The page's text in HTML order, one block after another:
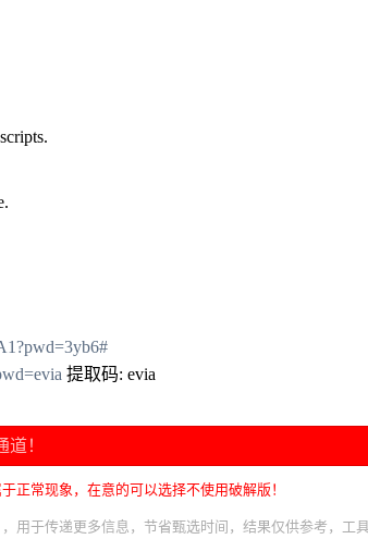
提取码: evia
道！
正常现象，在意的可以选择不使用破解版！
用于传递更多信息，节省甄选时间，结果仅供参考，工